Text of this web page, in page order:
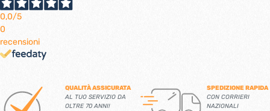
0,0/5
0
recensioni
QUALITÀ ASSICURATA
AL TUO SERVIZIO DA
OLTRE 70 ANNI!
SPEDIZIONE RAPIDA
CON CORRIERI
NAZIONALI